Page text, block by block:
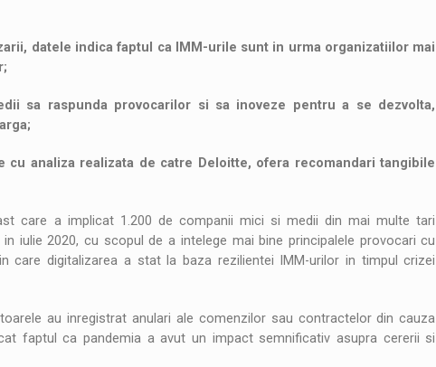
datele indica faptul ca IMM-urile sunt in urma organizatiilor mai
sa raspunda provocarilor si sa inoveze pentru a se dezvolta,
cu analiza realizata de catre Deloitte, ofera recomandari tangibile
care a implicat 1.200 de companii mici si medii din mai multe tari
iulie 2020, cu scopul de a intelege mai bine principalele provocari cu
digitalizarea a stat la baza rezilientei IMM-urilor in timpul crizei
au inregistrat anulari ale comenzilor sau contractelor din cauza
faptul ca pandemia a avut un impact semnificativ asupra cererii si